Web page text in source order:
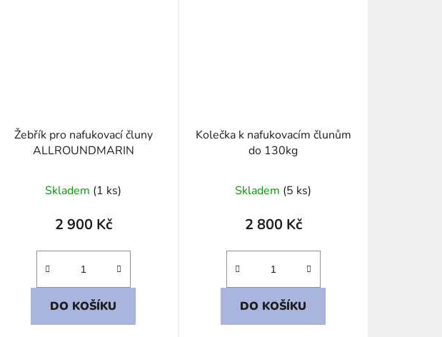
Žebřík pro nafukovací čluny
ALLROUNDMARIN
Skladem (1 ks)
2 900 Kč
DO KOŠÍKU
Kolečka k nafukovacím člunům
do 130kg
Skladem (5 ks)
2 800 Kč
DO KOŠÍKU